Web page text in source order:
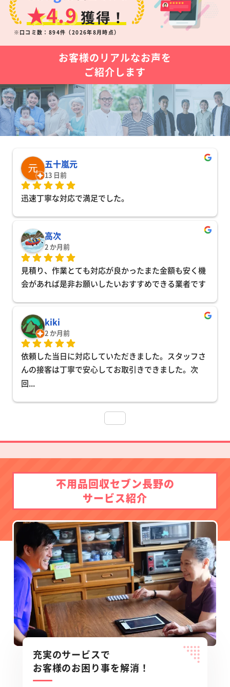
★4.9獲得！
※口コミ数：894件（2026年8月時点）
お客様のリアルなお声を
ご紹介します
五十嵐元
13 日前
迅速丁寧な対応で満足でした。
高次
2 か月前
見積り、作業とても対応が良かったまた金額も安く機
会があれば是非お願いしたいおすすめできる業者です
kiki
2 か月前
依頼した当日に対応していただきました。スタッフさ
んの接客は丁寧で安心してお取引きできました。次
回...
不用品回収セブン長野の
サービス紹介
充実のサービスで
お客様のお困り事を解消！